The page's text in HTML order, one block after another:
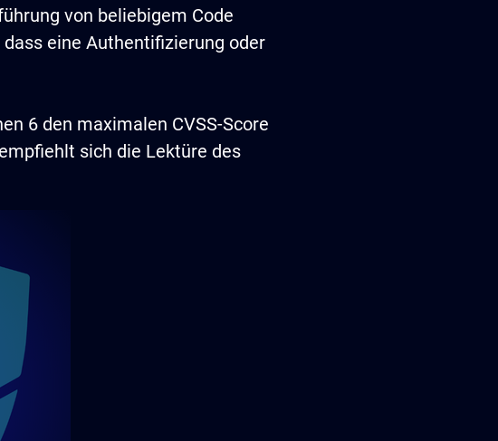
von beliebigem Code
eine Authentifizierung oder
6 den maximalen CVSS-Score
sich die Lektüre des